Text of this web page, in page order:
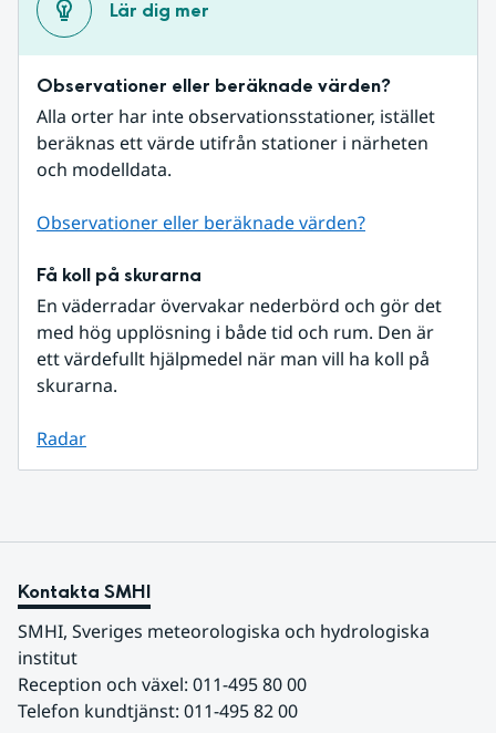
Lär dig mer
Observationer eller beräknade värden?
Alla orter har inte observationsstationer, istället
beräknas ett värde utifrån stationer i närheten
och modelldata.
Observationer eller beräknade värden?
Få koll på skurarna
En väderradar övervakar nederbörd och gör det
med hög upplösning i både tid och rum. Den är
ett värdefullt hjälpmedel när man vill ha koll på
skurarna.
Radar
Kontakta SMHI
SMHI, Sveriges meteorologiska och hydrologiska
institut
Reception och växel: 011-495 80 00
Telefon kundtjänst: 011-495 82 00